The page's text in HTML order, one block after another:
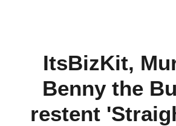
ItsBizKit,
Benny the
restent